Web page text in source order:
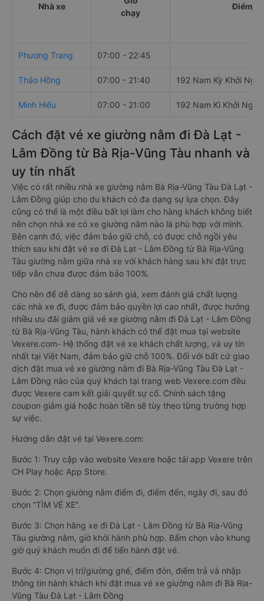
Nhà xe
chạy
Điểm đi
Phương Trang 07:00 - 22:45
Thảo Hồng 07:00 - 21:40 192 Nam Kỳ Khởi
Minh Hiếu 07:00 - 21:00 192 Nam Kì Khởi
Cách đặt vé xe giường nằm đi Đà Lạt -
Lâm Đồng từ Bà Rịa-Vũng Tàu nhanh và
uy tín nhất
Việc có rất nhiều nhà xe giường nằm Bà Rịa-Vũng Tàu Đà Lạt -
Lâm Đồng giúp cho du khách có đa dạng sự lựa chọn. Đây
cũng có thể là một điều bất lợi làm cho hàng khách không biết
nên chọn nhà xe có xe giường nằm nào là phù hợp với mình.
Bên cạnh đó, việc đảm bảo giữ chỗ, có được chỗ ngồi yêu
thích sau khi đặt vé xe đi Đà Lạt - Lâm Đồng từ Bà Rịa-Vũng
Tàu giường nằm giữa nhà xe với khách hàng sau khi đặt trực
tiếp vẫn chưa được đảm bảo 100%.
Cho nên để dễ dàng so sánh giá, xem đánh giá chất lượng
các nhà xe đi, được đảm bảo quyền lợi cao nhất, được hưởng
nhiều ưu đãi giảm giá vé xe giường nằm đi Đà Lạt - Lâm Đồng
từ Bà Rịa-Vũng Tàu, hành khách có thể đặt mua tại website
Vexere.com- Hệ thống đặt vé xe khách chất lượng, và uy tín
nhất tại Việt Nam, đảm bảo giữ chỗ 100%. Đối với bất cứ giao
dịch đặt mua vé xe giường nằm đi Bà Rịa-Vũng Tàu Đà Lạt -
Lâm Đồng nào của quý khách tại trang web Vexere.com đều
được Vexere cam kết giải quyết sự cố. Chính sách tặng
coupon giảm giá hoặc hoàn tiền sẽ tùy theo từng trường hợp
sự việc.
Hướng dẫn đặt vé tại Vexere.com:
Bước 1: Truy cập vào website Vexere hoặc tải app Vexere trên
CH Play hoặc App Store.
Bước 2: Chọn giường nằm điểm đi, điểm đến, ngày đi, sau đó
chọn “TÌM VÉ XE”.
Bước 3: Chọn hãng xe đi Đà Lạt - Lâm Đồng từ Bà Rịa-Vũng
Tàu giường nằm, giờ khởi hành phù hợp. Bấm chọn vào khung
giờ quý khách muốn đi để tiến hành đặt vé.
Bước 4: Chọn vị trí/giường ghế, điểm đón, điểm trả và nhập
thông tin hành khách khi đặt mua vé xe giường nằm đi Bà Rịa-
Vũng Tàu Đà Lạt - Lâm Đồng